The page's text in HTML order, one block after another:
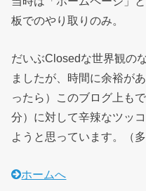
板でのやり取りのみ。
だいぶClosedな世界観の
ましたが、時間に余裕が
ったら）このブログ上も
分）に対して辛辣なツッ
ようと思っています。（多
ホームへ